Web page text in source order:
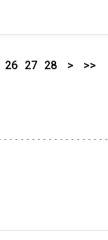
26 27 28 > >>